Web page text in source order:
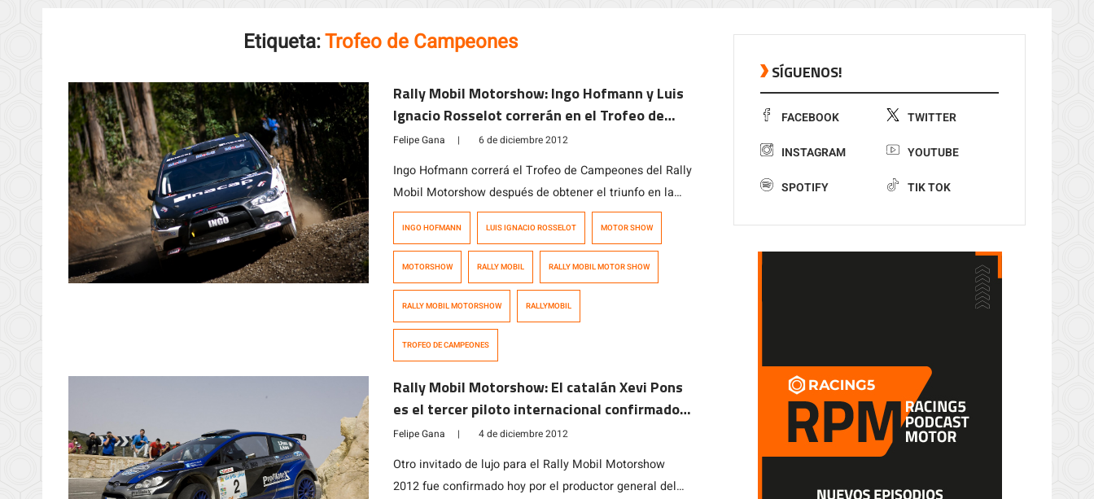
Etiqueta:Trofeo de Campeones
Rally Mobil Motorshow: Ingo Hofmann y Luis
Ignacio Rosselot correrán en el Trofeo de
Campeones
Felipe Gana | 6 de diciembre 2012
Ingo Hofmann correrá el Trofeo de Campeones del Rally
Mobil Motorshow después de obtener el triunfo en la
votación popular realizada a través del Facebook del
Ibarra con lo que obtuvo el derecho de correr como
cuarto […]
INGO HOFMANN LUIS IGNACIO ROSSELOT MOTOR SHOW
MOTORSHOW RALLY MOBIL RALLY MOBIL MOTOR SHOW
RALLY MOBIL MOTORSHOW RALLYMOBIL
TROFEO DE CAMPEONES
Rally Mobil Motorshow: El catalán Xevi Pons
es el tercer piloto internacional confirmado
para el Trofeo de Campeones
Felipe Gana | 4 de diciembre 2012
Otro invitado de lujo para el Rally Mobil Motorshow
2012 fue confirmado hoy por el productor general del
SÍGUENOS!
FACEBOOK TWITTER
INSTAGRAM YOUTUBE
SPOTIFY TIK TOK